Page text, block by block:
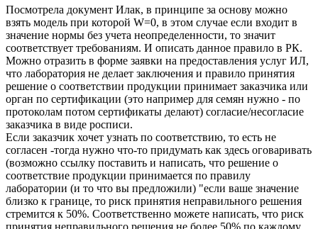
Посмотрела документ Илак, в принципе за основу можно
взять модель при которой W=0, в этом случае если входит в
значение нормы без учета неопределенности, то значит
соответствует требованиям. И описать данное правило в РК.
Можно отразить в форме заявки на предоставления услуг ИЛ,
что лаборатория не делает заключения и правило принятия
решение о соответствии продукции принимает заказчика или
орган по сертификации (это например для семян нужно - по
протоколам потом сертификаты делают) согласие/несогласие
заказчика в виде росписи.
Если заказчик хочет узнать по соответствию, то есть не
согласен -тогда нужно что-то придумать как здесь оговаривать
(возможно ссылку поставить и написать, что решение о
соответствие продукции принимается по правилу
лаборатории (и то что вы предложили) "если ваше значение
близко к границе, то риск принятия неправильного решения
стремится к 50%. Соответственно можете написать, что риск
принятия неправильного решения не более 50% по каждому